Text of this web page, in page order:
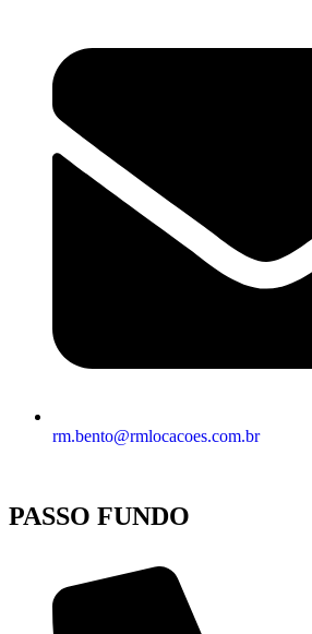
rm.bento@rmlocacoes.com.br
PASSO FUNDO